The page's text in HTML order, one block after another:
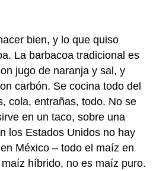
bien, y lo que quiso
La barbacoa tradicional es
jugo de naranja y sal, y
carbón. Se cocina todo del
cola, entrañas, todo. No se
en un taco, sobre una
los Estados Unidos no hay
México – todo el maíz en
híbrido, no es maíz puro.